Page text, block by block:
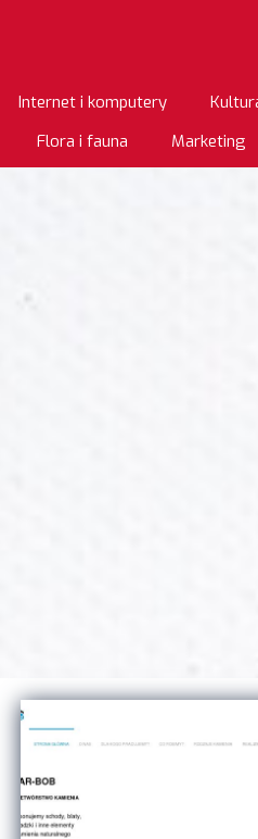
Internet i komputery
Flora i fauna Marketing